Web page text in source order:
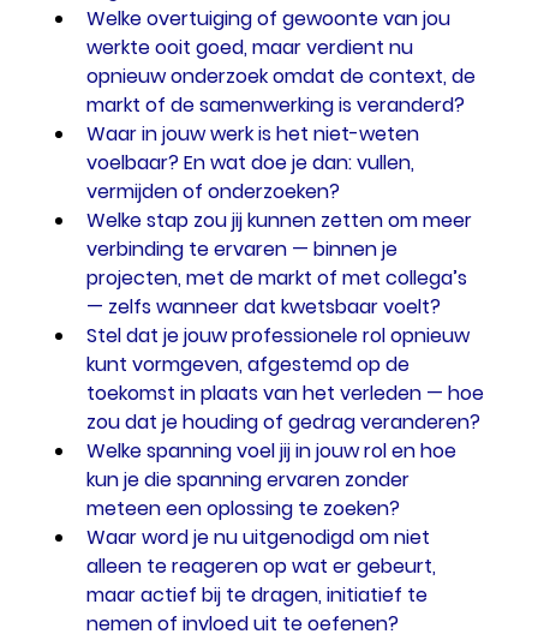
Welke overtuiging of gewoonte van jou
werkte ooit goed, maar verdient nu
opnieuw onderzoek omdat de context, de
markt of de samenwerking is veranderd?
Waar in jouw werk is het niet-weten
voelbaar? En wat doe je dan: vullen,
vermijden of onderzoeken?
Welke stap zou jij kunnen zetten om meer
verbinding te ervaren — binnen je
projecten, met de markt of met collega’s
— zelfs wanneer dat kwetsbaar voelt?
Stel dat je jouw professionele rol opnieuw
kunt vormgeven, afgestemd op de
toekomst in plaats van het verleden — hoe
zou dat je houding of gedrag veranderen?
Welke spanning voel jij in jouw rol en hoe
kun je die spanning ervaren zonder
meteen een oplossing te zoeken?
Waar word je nu uitgenodigd om niet
alleen te reageren op wat er gebeurt,
maar actief bij te dragen, initiatief te
nemen of invloed uit te oefenen?